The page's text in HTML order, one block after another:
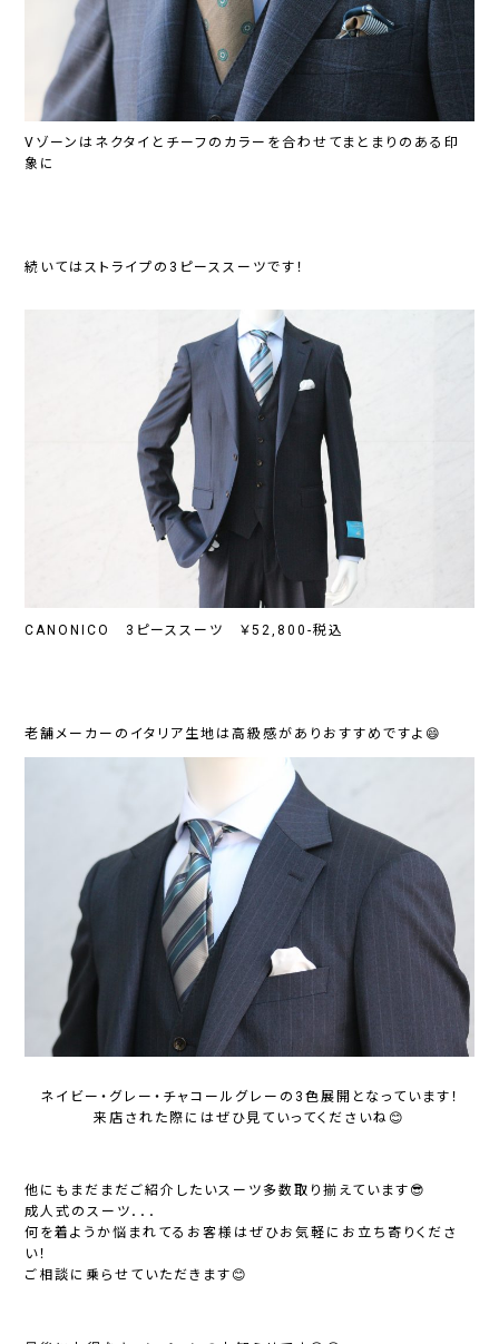
Vゾーンはネクタイとチーフのカラーを合わせてまとまりのある印
象に
続いてはストライプの3ピーススーツです！
CANONICO 3ピーススーツ ￥52,800-税込
老舗メーカーのイタリア生地は高級感がありおすすめですよ😄
ネイビー・グレー・チャコールグレーの3色展開となっています！
来店された際にはぜひ見ていってくださいね😊
他にもまだまだご紹介したいスーツ多数取り揃えています😎
成人式のスーツ．．．
何を着ようか悩まれてるお客様はぜひお気軽にお立ち寄りくださ
い！
ご相談に乗らせていただきます😊